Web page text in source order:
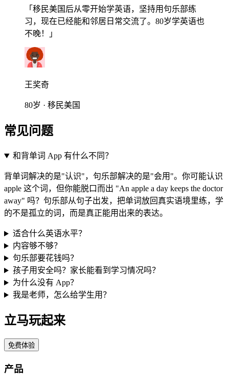
「移民美国后从零开始学英语，坚持用句乐部练
习，现在已经能和邻居日常交流了。80岁学英语也
不晚！」
王奖奇
80岁 · 移民美国
常见问题
和背单词 App 有什么不同？
背单词解决的是"认识"，句乐部解决的是"会用"。你可能认识
apple 这个词，但你能脱口而出 "An apple a day keeps the doctor
away" 吗？句乐部从句子出发，把单词放回真实语境里练，学
的不是孤立的词，而是真正能用出来的表达。
适合什么英语水平？
内容够不够？
句乐部要花钱吗？
孩子用安全吗？家长能看到学习情况吗？
为什么没有 App？
我是老师，怎么给学生用？
立马玩起来
免费体验
产品